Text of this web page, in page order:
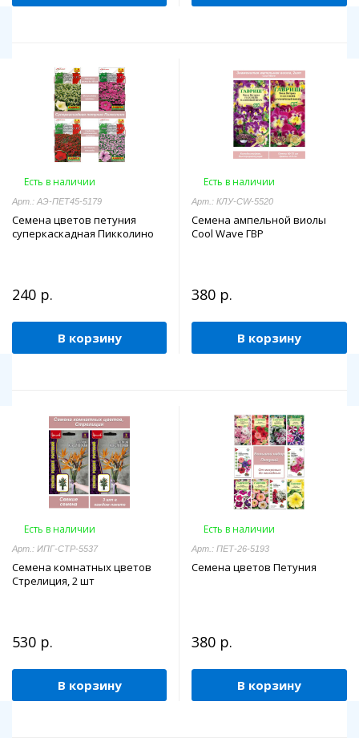
Есть в наличии
Арт.: АЭ-ПЕТ45-5179
Семена цветов петуния
суперкаскадная Пикколино
240 р.
В корзину
Есть в наличии
Арт.: КЛУ-CW-5520
Семена ампельной виолы
Cool Wave ГВР
380 р.
В корзину
Есть в наличии
Арт.: ИПГ-СТР-5537
Семена комнатных цветов
Стрелиция, 2 шт
530 р.
В корзину
Есть в наличии
Арт.: ПЕТ-26-5193
Семена цветов Петуния
380 р.
В корзину